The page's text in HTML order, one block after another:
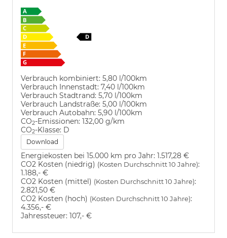
Verbrauch kombiniert: 5,80 l/100km
Verbrauch Innenstadt: 7,40 l/100km
Verbrauch Stadtrand: 5,70 l/100km
Verbrauch Landstraße: 5,00 l/100km
Verbrauch Autobahn: 5,90 l/100km
CO2-Emissionen: 132,00 g/km
CO2-Klasse: D
Download
Energiekosten bei 15.000 km pro Jahr: 1.517,28 €
CO2 Kosten (niedrig) (Kosten Durchschnitt 10 Jahre):
1.188,- €
CO2 Kosten (mittel) (Kosten Durchschnitt 10 Jahre):
2.821,50 €
CO2 Kosten (hoch) (Kosten Durchschnitt 10 Jahre):
4.356,- €
Jahressteuer: 107,- €